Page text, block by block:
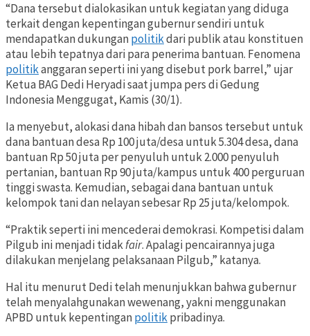
“Dana tersebut dialokasikan untuk kegiatan yang diduga
terkait dengan kepentingan gubernur sendiri untuk
mendapatkan dukunganpolitikdari publik atau konstituen
atau lebih tepatnya dari para penerima bantuan. Fenomena
politikanggaran seperti ini yang disebut pork barrel,” ujar
Ketua BAG Dedi Heryadi saat jumpa pers di Gedung
Indonesia Menggugat, Kamis (30/1).
Ia menyebut, alokasi dana hibah dan bansos tersebut untuk
dana bantuan desa Rp 100 juta/desa untuk 5.304 desa, dana
bantuan Rp 50 juta per penyuluh untuk 2.000 penyuluh
pertanian, bantuan Rp 90 juta/kampus untuk 400 perguruan
tinggi swasta. Kemudian, sebagai dana bantuan untuk
kelompok tani dan nelayan sebesar Rp 25 juta/kelompok.
“Praktik seperti ini mencederai demokrasi. Kompetisi dalam
Pilgub ini menjadi tidakfair. Apalagi pencairannya juga
dilakukan menjelang pelaksanaan Pilgub,” katanya.
Hal itu menurut Dedi telah menunjukkan bahwa gubernur
telah menyalahgunakan wewenang, yakni menggunakan
APBD untuk kepentinganpolitikpribadinya.